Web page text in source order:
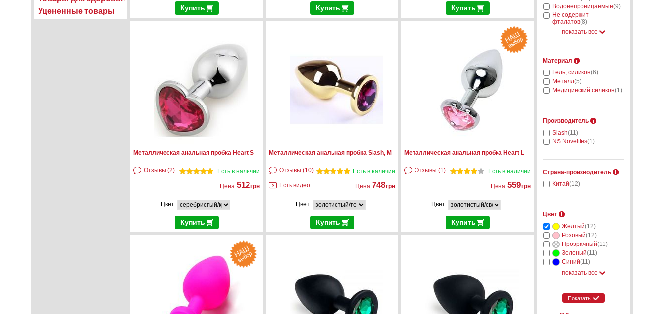
Уцененные товары
Купить Купить Купить
Металлическая анальная пробка Heart S
Отзывы (2) Есть в наличии
Цена:512грн
Цвет:
Купить
Металлическая анальная пробка Slash, M
Отзывы (10) Есть в наличии
Есть видео Цена:748грн
Цвет:
Купить
Металлическая анальная пробка Heart L
Отзывы (1) Есть в наличии
Цена:559грн
Цвет:
Купить
Водонепроницаемые(9)
Не содержит
фталатов(8)
показать все
Материал
Гель, силикон(6)
Металл(5)
Медицинский силикон(1)
Производитель
Slash(11)
NS Novelties(1)
Страна-производитель
Китай(12)
Цвет
Желтый(12)
Розовый(12)
Прозрачный(11)
Зеленый(11)
Синий(11)
показать все
Показать